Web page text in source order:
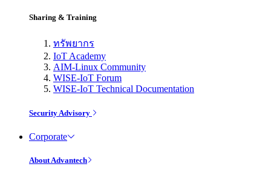
Sharing & Training
ทรัพยากร
IoT Academy
AIM-Linux Community
WISE-IoT Forum
WISE-IoT Technical Documentation
Security Advisory
Corporate
About Advantech